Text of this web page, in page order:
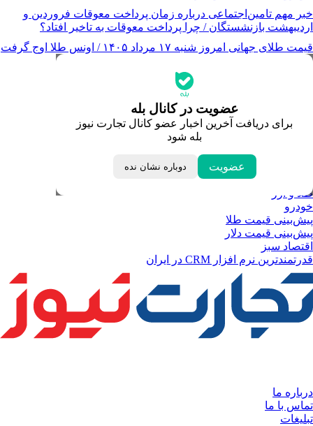
خبر مهم تامین‌اجتماعی درباره زمان پرداخت معوقات فروردین و
اردیبهشت بازنشستگان / چرا پرداخت معوقات به تاخیر افتاد؟
قیمت طلای جهانی امروز شنبه ۱۷ مرداد ۱۴۰۵ / اونس طلا اوج گرفت
عضویت در کانال بله
برای دریافت آخرین اخبار عضو کانال تجارت نیوز
بله شود
عضویت دوباره نشان نده
جدیدترین قیمت‌ها
قیمت درهم امارات
لحظه تحویل سال
داغ‌ترین‌های اقتصادی
طلا و ارز
خودرو
پیش‌بینی قیمت طلا
پیش‌بینی قیمت دلار
اقتصاد سبز
قدرتمندترین نرم‌ افزار CRM در ایران
درباره ما
تماس با ما
تبلیغات